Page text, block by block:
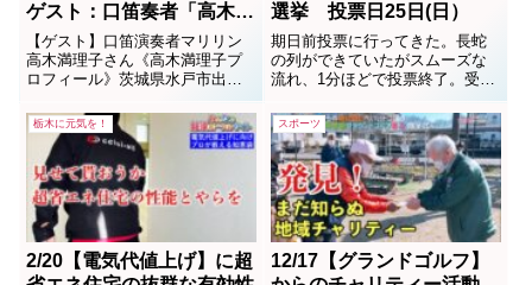
ゲスト：口笛奏者「高木満
理子」さん MC「なっき
ー＆わじお」
【ゲスト】口笛演奏者マリリン
高木満理子さん《高木満理子プ
ロフィール》茨城県水戸市出
住。幼少の頃に父から口笛の吹
き方を教わる。吹奏楽など経験
後、１０年前に口笛音楽に出会
い本格的に口笛演奏を始める。
プロ奏者に転向。イベント・コ
ンサート出演の他、文化庁派遣
アー...
選挙 投票日25日(日）
期日前投票に行ってきた。長蛇
の列ができていたがスムーズな
流れ、1分ほどで投票終了。受付
間。実に簡単です。今回の選挙
はコロナ禍の中、自粛ムードが
市内に漂い、実に静かな選挙
戦。また定員26人に対して候補
者が28人と言うこともあってか
「今、選挙やってんの...
栃木に元気を！
2/20【電気代値上げ】に超
スポーツ
12/17【グランドゴルフ】